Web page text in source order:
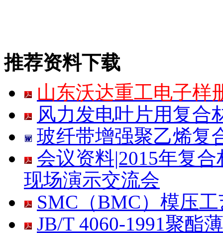
推荐资料下载
山东沃达重工电子样
风力发电叶片用复合
玻纤带增强聚乙烯复
会议资料|2015年复
现场演示交流会
SMC（BMC）模压
JB/T 4060-1991聚酯